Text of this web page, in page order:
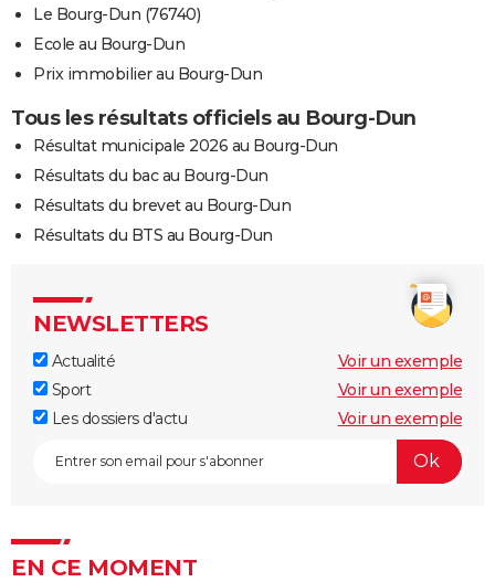
Le Bourg-Dun (76740)
Ecole au Bourg-Dun
Prix immobilier au Bourg-Dun
Tous les résultats officiels au Bourg-Dun
Résultat municipale 2026 au Bourg-Dun
Résultats du bac au Bourg-Dun
Résultats du brevet au Bourg-Dun
Résultats du BTS au Bourg-Dun
NEWSLETTERS
Actualité
Voir un exemple
Sport
Voir un exemple
Les dossiers d'actu
Voir un exemple
EN CE MOMENT